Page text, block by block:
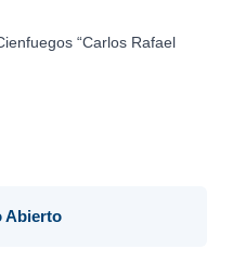
“Carlos Rafael
Abierto